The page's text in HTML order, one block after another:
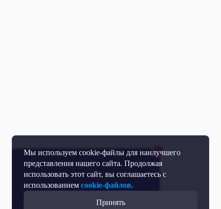
Мы используем cookie-файлы для наилучшего
представления нашего сайта. Продолжая
использовать этот сайт, вы соглашаетесь с
использованием cookie-файлов.
Принять